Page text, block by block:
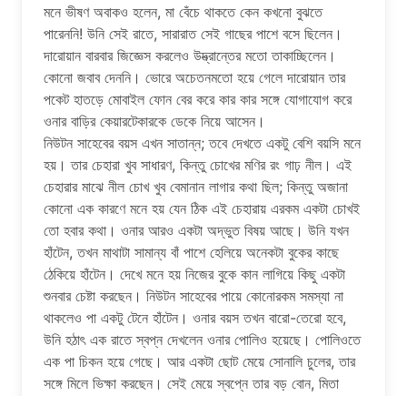
মনে ভীষণ অবাকও হলেন, মা বেঁচে থাকতে কেন কখনো বুঝতে
পারেননি! উনি সেই রাতে, সারারাত সেই গাছের পাশে বসে ছিলেন।
দারোয়ান বারবার জিজ্ঞেস করলেও উদ্ভ্রান্তের মতো তাকাচ্ছিলেন।
কোনো জবাব দেননি। ভোরে অচেতনমতো হয়ে গেলে দারোয়ান তার
পকেট হাতড়ে মোবাইল ফোন বের করে কার কার সঙ্গে যোগাযোগ করে
ওনার বাড়ির কেয়ারটেকারকে ডেকে নিয়ে আসেন।
নিউটন সাহেবের বয়স এখন সাতান্ন; তবে দেখতে একটু বেশি বয়সি মনে
হয়। তার চেহারা খুব সাধারণ, কিন্তু চোখের মণির রং গাঢ় নীল। এই
চেহারার মাঝে নীল চোখ খুব বেমানান লাগার কথা ছিল; কিন্তু অজানা
কোনো এক কারণে মনে হয় যেন ঠিক এই চেহারায় এরকম একটা চোখই
তো হবার কথা। ওনার আরও একটা অদ্ভুত বিষয় আছে। উনি যখন
হাঁটেন, তখন মাথাটা সামান্য বাঁ পাশে হেলিয়ে অনেকটা বুকের কাছে
ঠেকিয়ে হাঁটেন। দেখে মনে হয় নিজের বুকে কান লাগিয়ে কিছু একটা
শুনবার চেষ্টা করছেন। নিউটন সাহেবের পায়ে কোনোরকম সমস্যা না
থাকলেও পা একটু টেনে হাঁটেন। ওনার বয়স তখন বারো-তেরো হবে,
উনি হঠাৎ এক রাতে স্বপ্ন দেখলেন ওনার পোলিও হয়েছে। পোলিওতে
এক পা চিকন হয়ে গেছে। আর একটা ছোট মেয়ে সোনালি চুলের, তার
সঙ্গে মিলে ভিক্ষা করছেন। সেই মেয়ে স্বপ্নে তার বড় বোন, মিতা